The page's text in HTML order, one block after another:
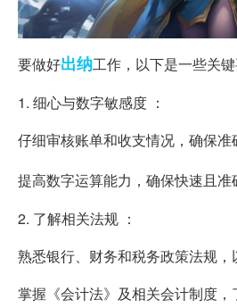
要做好出纳工作，以下是一些关键
1. 细心与数字敏感度 ：
仔细审核账单和收支情况，确保准
提高数字运算能力，确保快速且准
2. 了解相关法规 ：
熟悉银行、财务和税务政策法规，
掌握《会计法》及相关会计制度